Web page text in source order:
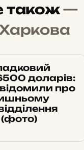
також—
доларів:
про
(фото)